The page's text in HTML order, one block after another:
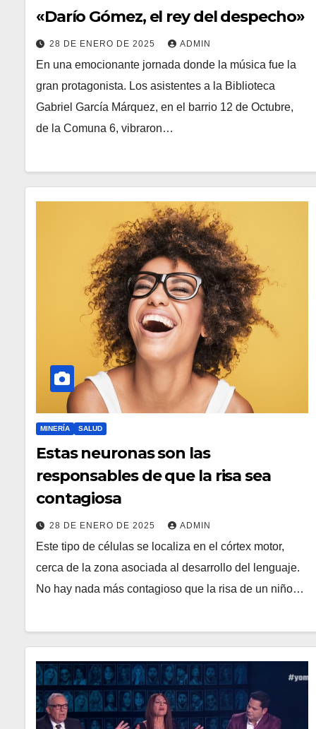
«Darío Gómez, el rey del despecho»
28 DE ENERO DE 2025 ADMIN
En una emocionante jornada donde la música fue la
gran protagonista. Los asistentes a la Biblioteca
Gabriel García Márquez, en el barrio 12 de Octubre,
de la Comuna 6, vibraron…
MINERÍA SALUD
Estas neuronas son las
responsables de que la risa sea
contagiosa
28 DE ENERO DE 2025 ADMIN
Este tipo de células se localiza en el córtex motor,
cerca de la zona asociada al desarrollo del lenguaje.
No hay nada más contagioso que la risa de un niño…